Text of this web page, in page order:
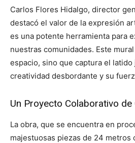
Carlos Flores Hidalgo, director
destacó el valor de la expresión
es una potente herramienta para
nuestras comunidades. Este
espacio, sino que captura el latido
creatividad desbordante y su
Un Proyecto Colaborativo de
La obra, que se encuentra en
majestuosas piezas de 24 metros